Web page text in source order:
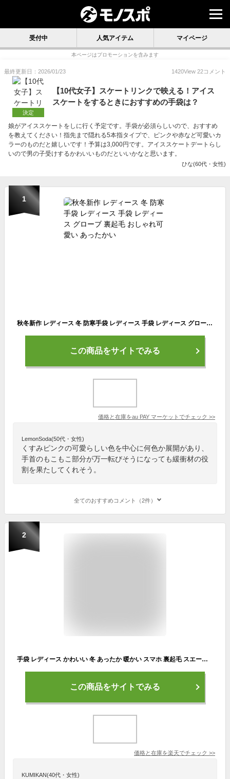
受付中 人気アイテム マイページ
本ページはプロモーションを含みます
最終更新日：2026/01/23 1420View 22コメント
決定
【10代女子】スケートリンクで映える！アイス
スケートをするときにおすすめの手袋は？
娘がアイススケートをしに行く予定です。手袋が必須らしいので、おすすめ
を教えてください！指先まで隠れる5本指タイプで、ピンクや赤など可愛いカ
ラーのものだと嬉しいです！予算は3,000円です。アイススケートデートらし
いので男の子受けするかわいいものだといいかなと思います。
ひな(60代・女性)
1
秋冬新作 レディース 冬 防寒手袋 レディース 手袋 レディース グローブ 裏起毛 おしゃれ可愛い あったかい
この商品をサイトでみる
価格と在庫をau PAY マーケット でチェック >>
LemonSoda(50代・女性)
くすみピンクの可愛らしい色を中心に何色か展開があり、
手首のもこもこ部分が万一転びそうになっても緩衝材の役
割を果たしてくれそう。
全てのおすすめコメント（2件）
2
手袋 レディース かわいい 冬 あったか 暖かい スマホ 裏起毛 スエード 防寒 通勤 通学 おしゃれ 送料無料
この商品をサイトでみる
価格と在庫を楽天でチェック >>
KUMIKAN(40代・女性)